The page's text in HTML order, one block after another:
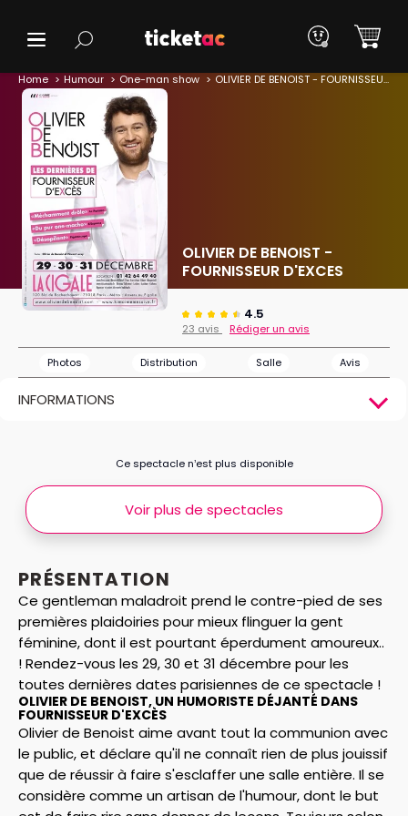
Home Humour One-man show OLIVIER DE BENOIST - FOURNISSEUR D'EXCES
OLIVIER DE BENOIST -
FOURNISSEUR D'EXCES
4.5
23 avis Rédiger un avis
Photos Distribution Salle Avis
INFORMATIONS
PRÉSENTATION
Ce gentleman maladroit prend le contre-pied de ses
premières plaidoiries pour mieux flinguer la gent
féminine, dont il est pourtant éperdument amoureux..
! Rendez-vous les 29, 30 et 31 décembre pour les
toutes dernières dates parisiennes de ce spectacle !
OLIVIER DE BENOIST, UN HUMORISTE DÉJANTÉ DANS
FOURNISSEUR D'EXCÈS
Olivier de Benoist aime avant tout la communion avec
le public, et déclare qu'il ne connaît rien de plus jouissif
que de réussir à faire s'esclaffer une salle entière. Il se
considère comme un artisan de l'humour, dont le but
Ce spectacle n’est plus disponible
Voir plus de spectacles